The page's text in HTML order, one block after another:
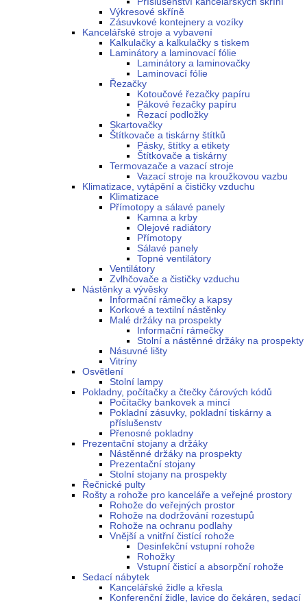
Výkresové skříně
Zásuvkové kontejnery a vozíky
Kancelářské stroje a vybavení
Kalkulačky a kalkulačky s tiskem
Laminátory a laminovací fólie
Laminátory a laminovačky
Laminovací fólie
Řezačky
Kotoučové řezačky papíru
Pákové řezačky papíru
Řezací podložky
Skartovačky
Štítkovače a tiskárny štítků
Pásky, štítky a etikety
Štítkovače a tiskárny
Termovazače a vazací stroje
Vazací stroje na kroužkovou vazbu
Klimatizace, vytápění a čističky vzduchu
Klimatizace
Přímotopy a sálavé panely
Kamna a krby
Olejové radiátory
Přímotopy
Sálavé panely
Topné ventilátory
Ventilátory
Zvlhčovače a čističky vzduchu
Nástěnky a vývěsky
Informační rámečky a kapsy
Korkové a textilní nástěnky
Malé držáky na prospekty
Informační rámečky
Stolní a nástěnné držáky na prospekty
Násuvné lišty
Vitríny
Osvětlení
Stolní lampy
Pokladny, počítačky a čtečky čárových kódů
Počítačky bankovek a mincí
Pokladní zásuvky, pokladní tiskárny a
příslušenstv
Přenosné pokladny
Prezentační stojany a držáky
Nástěnné držáky na prospekty
Prezentační stojany
Stolní stojany na prospekty
Řečnické pulty
Rošty a rohože pro kanceláře a veřejné prostory
Rohože do veřejných prostor
Rohože na dodržování rozestupů
Rohože na ochranu podlahy
Vnější a vnitřní čistící rohože
Desinfekční vstupní rohože
Rohožky
Vstupní čisticí a absorpční rohože
Sedací nábytek
Kancelářské židle a křesla
Konferenční židle, lavice do čekáren, sedací